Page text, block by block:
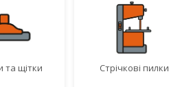
та щітки Стрічкові пилки